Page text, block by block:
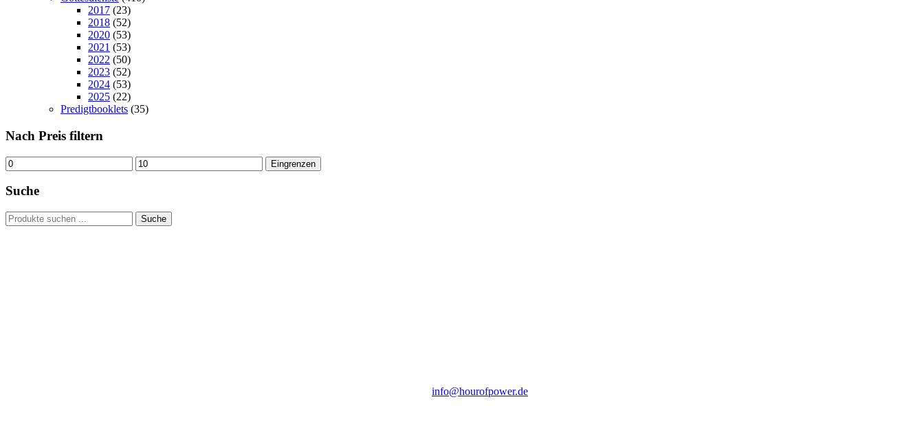
2017 (23)
2018 (52)
2020 (53)
2021 (53)
2022 (50)
2023 (52)
2024 (53)
2025 (22)
Predigtbooklets (35)
Nach Preis filtern
Min.
Preis
Max.
Preis
Eingrenzen
Suche
Suchen
nach:
Suche
info@hourofpower.de